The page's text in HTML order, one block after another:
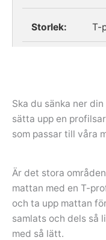
T-
Ska du sänka ner
sätta upp en
som passar till våra
Är det stora
mattan med en T-
och ta upp mattan
samlats och dels så
med så lätt.